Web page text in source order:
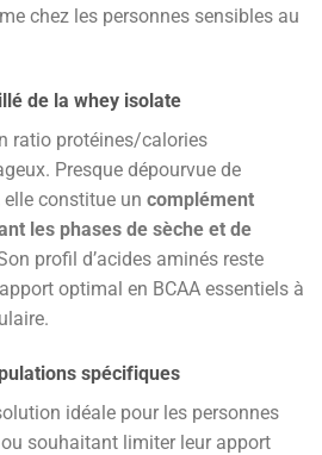
chez les personnes sensibles au
de la whey isolate
ratio protéines/calories
Presque dépourvue de
constitue un complément
les phases de sèche et de
profil d’acides aminés reste
optimal en BCAA essentiels à
spécifiques
idéale pour les personnes
souhaitant limiter leur apport